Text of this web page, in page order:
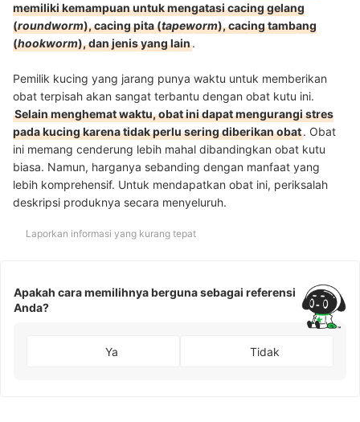
memiliki kemampuan untuk mengatasi cacing gelang
(roundworm), cacing pita (tapeworm), cacing tambang
(hookworm), dan jenis yang lain.
Pemilik kucing yang jarang punya waktu untuk memberikan
obat terpisah akan sangat terbantu dengan obat kutu ini.
Selain menghemat waktu, obat ini dapat mengurangi stres
pada kucing karena tidak perlu sering diberikan obat. Obat
ini memang cenderung lebih mahal dibandingkan obat kutu
biasa. Namun, harganya sebanding dengan manfaat yang
lebih komprehensif. Untuk mendapatkan obat ini, periksalah
deskripsi produknya secara menyeluruh.
Laporkan informasi yang kurang tepat
Apakah cara memilihnya berguna sebagai referensi
Anda?
Ya Tidak